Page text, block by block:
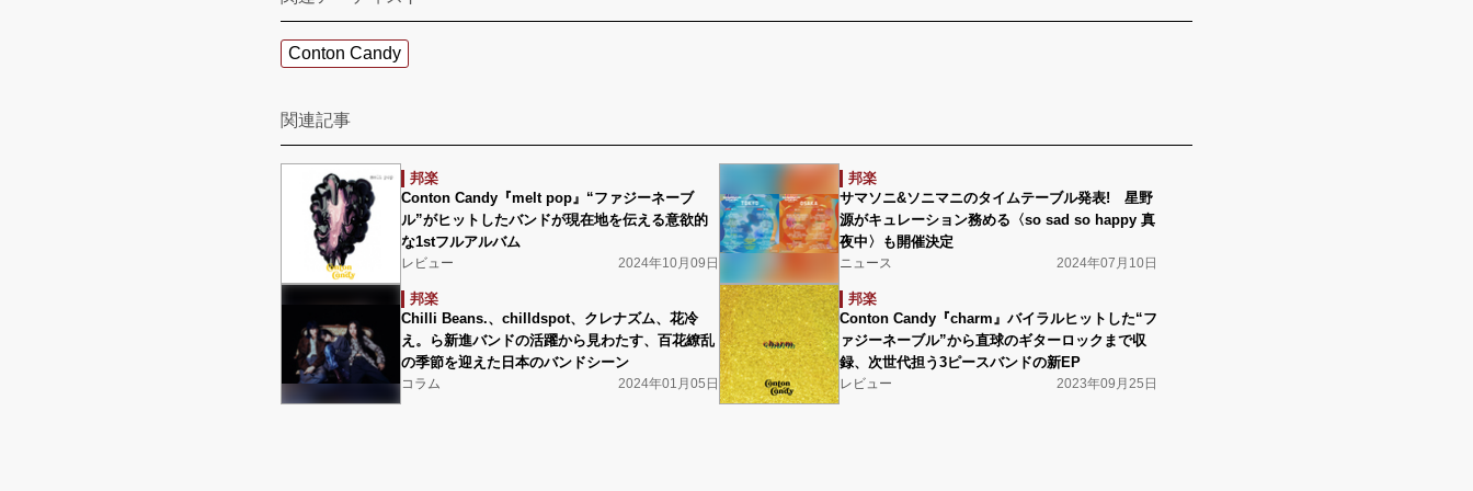
Conton Candy
関連記事
邦楽
Conton Candy『melt pop』“ファジーネーブ
ル”がヒットしたバンドが現在地を伝える意欲的
な1stフルアルバム
レビュー 2024年10月09日
邦楽
サマソニ&ソニマニのタイムテーブル発表! 星野
源がキュレーション務める〈so sad so happy 真
夜中〉も開催決定
ニュース 2024年07月10日
邦楽
Chilli Beans.、chilldspot、クレナズム、花冷
え。ら新進バンドの活躍から見わたす、百花繚乱
の季節を迎えた日本のバンドシーン
コラム 2024年01月05日
邦楽
Conton Candy『charm』バイラルヒットした“フ
ァジーネーブル”から直球のギターロックまで収
録、次世代担う3ピースバンドの新EP
レビュー 2023年09月25日